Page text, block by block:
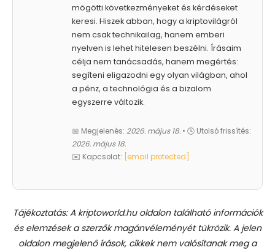
mögötti következményeket és kérdéseket
keresi. Hiszek abban, hogy a kriptovilágról
nem csak technikailag, hanem emberi
nyelven is lehet hitelesen beszélni. Írásaim
célja nem tanácsadás, hanem megértés:
segíteni eligazodni egy olyan világban, ahol
a pénz, a technológia és a bizalom
egyszerre változik.
📅 Megjelenés: 2026. május 18. • 🕓 Utolsó frissítés:
2026. május 18.
✉️ Kapcsolat:
[email protected]
Tájékoztatás: A kriptoworld.hu oldalon található információk
és elemzések a szerzők magánvéleményét tükrözik. A jelen
oldalon megjelenő írások, cikkek nem valósítanak meg a